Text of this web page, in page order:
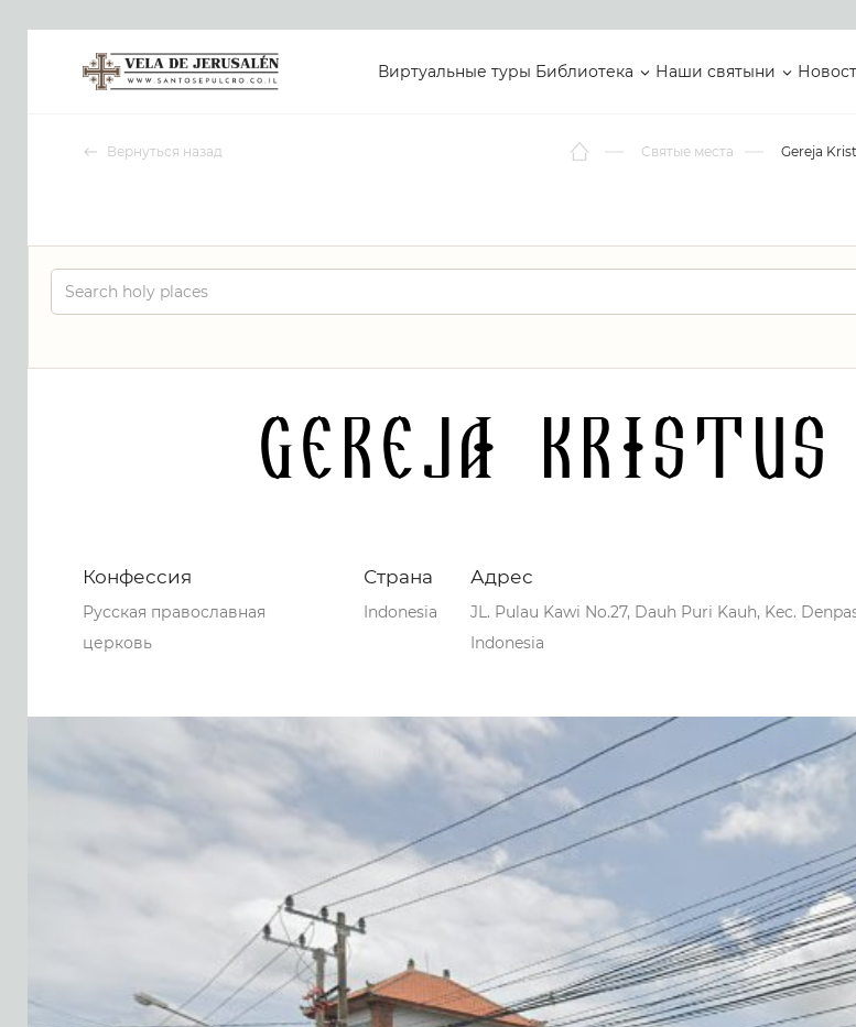
Виртуальные туры Библиотека Наши святыни
Вернуться назад Святые места
Gereja Kristus
Конфессия
Русская православная
церковь
Страна
Indonesia
Адрес
JL. Pulau Kawi No.27, Dauh Puri Kauh, Kec.
Indonesia